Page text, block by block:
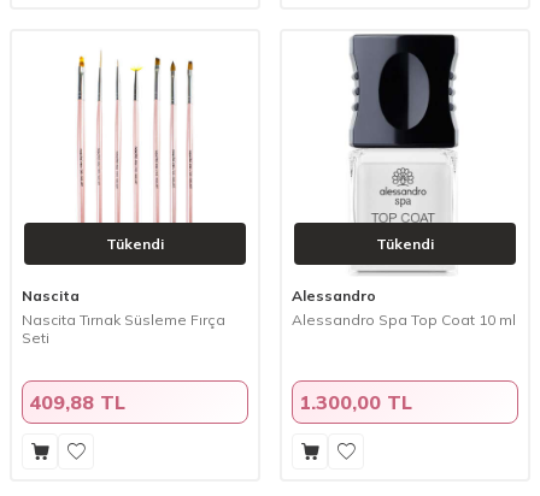
Tükendi
Nascita
Nascita Tırnak Süsleme Fırça
Seti
409,88 TL
Tükendi
Alessandro
Alessandro Spa Top Coat 10 ml
1.300,00 TL